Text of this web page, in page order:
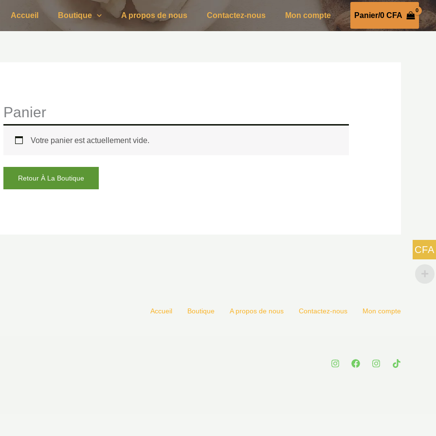
Accueil Boutique A propos de nous Contactez-nous Mon compte Panier/0CFA
Panier
Votre panier est actuellement vide.
Retour À La Boutique
Accueil Boutique A propos de nous Contactez-nous Mon compte
CFA